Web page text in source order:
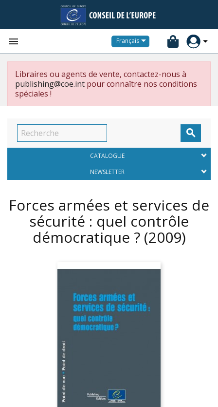
 Français
Libraires ou agents de vente, contactez-nous à
publishing@coe.int pour connaître nos conditions
spéciales !

CATALOGUE
NEWSLETTER
Forces armées et services de
sécurité : quel contrôle
démocratique ? (2009)